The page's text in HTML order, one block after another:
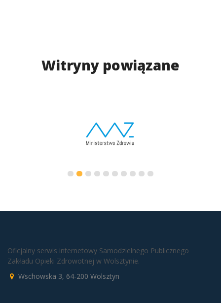
Witryny powiązane
Oficjalny serwis internetowy Samodzielnego Publicznego
Zakładu Opieki Zdrowotnej w Wolsztynie.
Wschowska 3, 64-200 Wolsztyn